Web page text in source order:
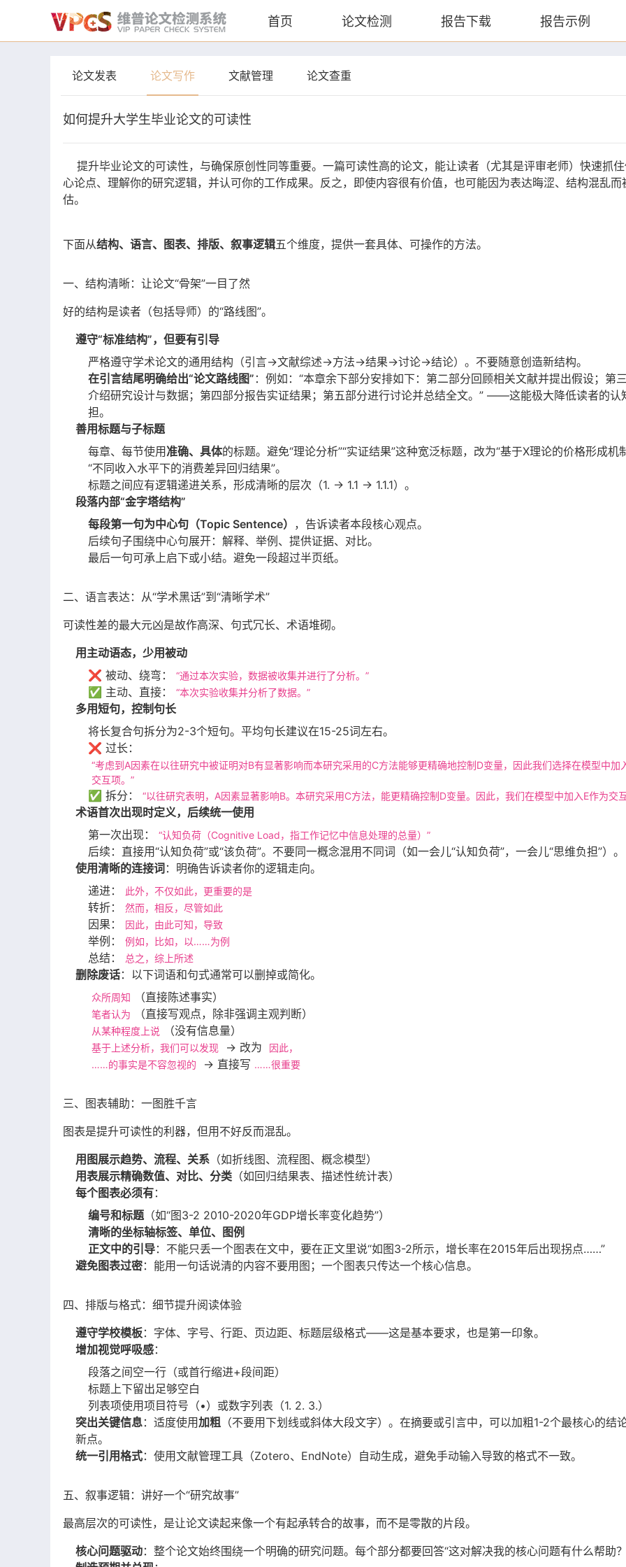
首页 论文检测 报告下载 报告示例
论文发表 论文写作 文献管理 论文查重
如何提升大学生毕业论文的可读性
提升毕业论文的可读性，与确保原创性同等重要。一篇可读性高的论文，能让读者（尤其是评审老师）快速抓
心论点、理解你的研究逻辑，并认可你的工作成果。反之，即使内容很有价值，也可能因为表达晦涩、结构混乱而
估。
下面从结构、语言、图表、排版、叙事逻辑五个维度，提供一套具体、可操作的方法。
一、结构清晰：让论文“骨架”一目了然
好的结构是读者（包括导师）的“路线图”。
遵守“标准结构”，但要有引导
严格遵守学术论文的通用结构（引言→文献综述→方法→结果→讨论→结论）。不要随意创造新结构。
在引言结尾明确给出“论文路线图” ：例如：“本章余下部分安排如下：第二部分回顾相关文献并提出假设；第
介绍研究设计与数据；第四部分报告实证结果；第五部分进行讨论并总结全文。” ——这能极大降低读者的认
担。
善用标题与子标题
每章、每节使用 准确、具体的标题。避免“理论分析”“实证结果”这种宽泛标题，改为“基于X理论的价格形成机
“不同收入水平下的消费差异回归结果”。
标题之间应有逻辑递进关系，形成清晰的层次（1. → 1.1 → 1.1.1）。
段落内部“金字塔结构”
每段第一句为中心句（Topic Sentence） ，告诉读者本段核心观点。
后续句子围绕中心句展开：解释、举例、提供证据、对比。
最后一句可承上启下或小结。避免一段超过半页纸。
二、语言表达：从“学术黑话”到“清晰学术”
可读性差的最大元凶是故作高深、句式冗长、术语堆砌。
用主动语态，少用被动
❌ 被动、绕弯：
“通过本次实验，数据被收集并进行了分析。”
✅ 主动、直接： “本次实验收集并分析了数据。”
多用短句，控制句长
将长复合句拆分为2-3个短句。平均句长建议在15-25词左右。
❌ 过长：
“考虑到A因素在以往研究中被证明对B有显著影响而本研究采用的C方法能够更精确地控制D变量，因此我们选择在模型中加
交互项。”
✅ 拆分： “以往研究表明，A因素显著影响B。本研究采用C方法，能更精确控制D变量。因此，我们在模型中加入E作为交
术语首次出现时定义，后续统一使用
第一次出现：
“认知负荷（Cognitive Load，指工作记忆中信息处理的总量）”
后续：直接用“认知负荷”或“该负荷”。不要同一概念混用不同词（如一会儿“认知负荷”，一会儿“思维负担”）。
使用清晰的连接词 ：明确告诉读者你的逻辑走向。
递进：
此外，不仅如此，更重要的是
转折： 然而，相反，尽管如此
因果： 因此，由此可知，导致
举例： 例如，比如，以……为例
总结： 总之，综上所述
删除废话：以下词语和句式通常可以删掉或简化。
众所周知 （直接陈述事实）
笔者认为 （直接写观点，除非强调主观判断）
从某种程度上说 （没有信息量）
基于上述分析，我们可以发现 → 改为
因此，
……的事实是不容忽视的
→ 直接写 ……很重要
三、图表辅助：一图胜千言
图表是提升可读性的利器，但用不好反而混乱。
用图展示趋势、流程、关系 （如折线图、流程图、概念模型）
用表展示精确数值、对比、分类 （如回归结果表、描述性统计表）
每个图表必须有：
编号和标题（如“图3-2 2010-2020年GDP增长率变化趋势”）
清晰的坐标轴标签、单位、图例
正文中的引导：不能只丢一个图表在文中，要在正文里说“如图3-2所示，增长率在2015年后出现拐点……”
避免图表过密：能用一句话说清的内容不要用图；一个图表只传达一个核心信息。
四、排版与格式：细节提升阅读体验
遵守学校模板：字体、字号、行距、页边距、标题层级格式——这是基本要求，也是第一印象。
增加视觉呼吸感：
段落之间空一行（或首行缩进+段间距）
标题上下留出足够空白
列表项使用项目符号（•）或数字列表（1. 2. 3.）
突出关键信息：适度使用加粗 （不要用下划线或斜体大段文字）。在摘要或引言中，可以加粗1-2个最核心的结
新点。
统一引用格式：使用文献管理工具（Zotero、EndNote）自动生成，避免手动输入导致的格式不一致。
五、叙事逻辑：讲好一个“研究故事”
最高层次的可读性，是让论文读起来像一个有起承转合的故事，而不是零散的片段。
核心问题驱动：整个论文始终围绕一个明确的研究问题。每个部分都要回答“这对解决我的核心问题有什么帮助